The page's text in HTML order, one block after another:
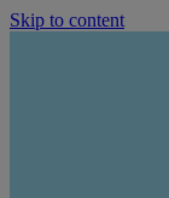
Skip to content